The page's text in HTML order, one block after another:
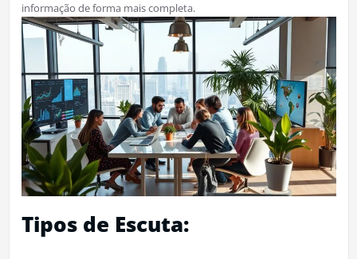
informação de forma mais completa.
Tipos de Escuta: